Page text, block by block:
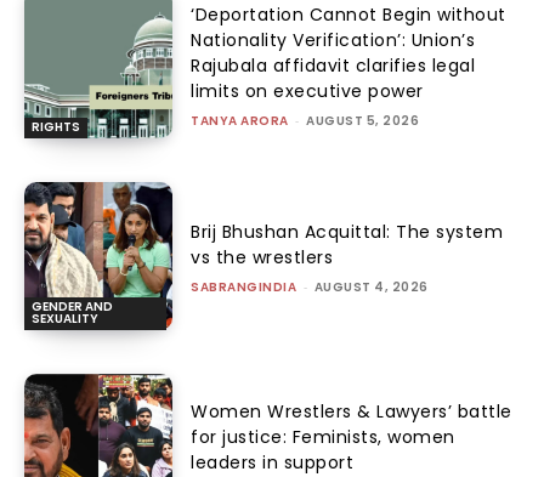
RIGHTS
‘Deportation Cannot Begin without
Nationality Verification’: Union’s
Rajubala affidavit clarifies legal
limits on executive power
TANYA ARORA - AUGUST 5, 2026
GENDER AND
SEXUALITY
Brij Bhushan Acquittal: The system
vs the wrestlers
SABRANGINDIA - AUGUST 4, 2026
Women Wrestlers & Lawyers’ battle
for justice: Feminists, women
leaders in support